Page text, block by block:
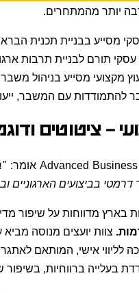
יותר מהמתחרים.
מסייע בבניית תכנית
עסקי תורם לבניית תרבות
מקצועי מסייע בניהול
להתמודדות עם המשבר,
– ציטוטים
דרמטי בביצועים הארגוניים
בארץ מדווחות על שיפור
צוות יועצים מנוסה
לליווי אישי, המותאם
בעלייה ברווחיות, בשיפור